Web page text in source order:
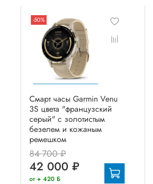
-50%
Смарт часы Garmin Venu
3S цвета "французский
серый" с золотистым
безелем и кожаным
ремешком
84 700 ₽
42 000 ₽
от + 420 Б